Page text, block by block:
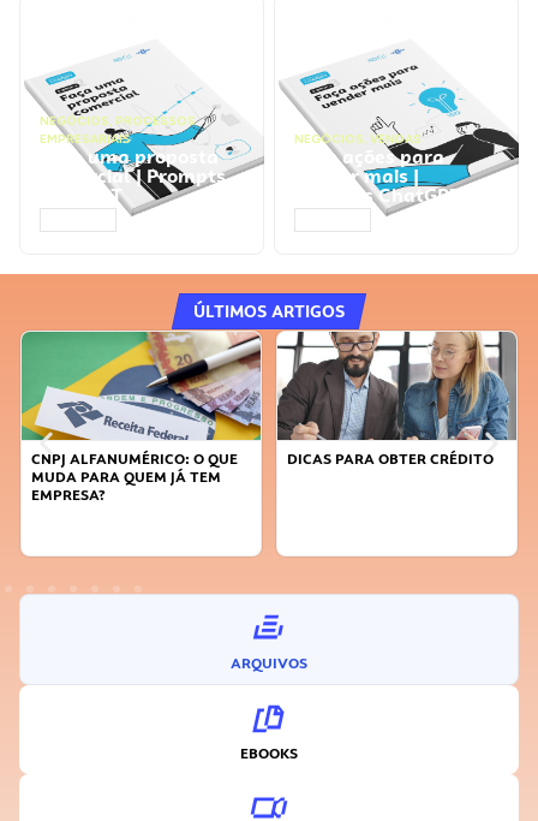
NEGÓCIOS, PROCESSOS
EMPRESARIAIS
Faça uma proposta
comercial | Prompts
ChatGPT
NEGÓCIOS, VENDAS
Faça ações para
vender mais |
Prompts ChatGPT
ÚLTIMOS ARTIGOS
DICAS PARA OBTER CRÉDITO
FAÇA A DIFERENÇA: SEJA
ARQUIVOS
EBOOKS